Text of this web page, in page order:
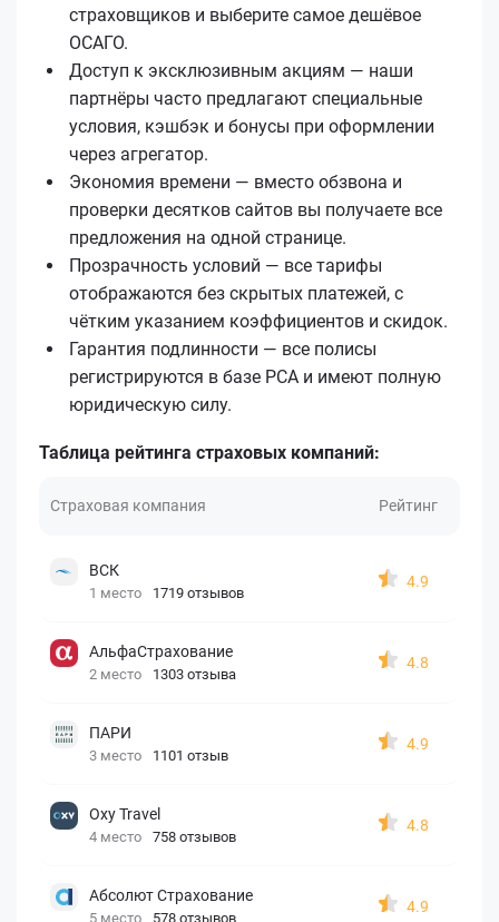
страховщиков и выберите самое дешёвое
ОСАГО.
Доступ к эксклюзивным акциям — наши
партнёры часто предлагают специальные
условия, кэшбэк и бонусы при оформлении
через агрегатор.
Экономия времени — вместо обзвона и
проверки десятков сайтов вы получаете все
предложения на одной странице.
Прозрачность условий — все тарифы
отображаются без скрытых платежей, с
чётким указанием коэффициентов и скидок.
Гарантия подлинности — все полисы
регистрируются в базе РСА и имеют полную
юридическую силу.
Таблица рейтинга страховых компаний:
Страховая компания Рейтинг
ВСК
1 место 1719 отзывов
4.9
АльфаСтрахование
2 место 1303 отзыва
4.8
ПАРИ
3 место 1101 отзыв
4.9
Oxy Travel
4 место 758 отзывов
4.8
Абсолют Страхование
5 место 578 отзывов
4.9